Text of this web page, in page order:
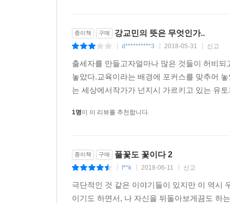
종이책 구매 강교민의 뜻은 무엇인가..
d**********3 2018-05-31 신고
출세자를 만들고자얼마나 많은 것들이 허비
놓았다.교육이라는 배경에 포커스를 맞추어
는 세상에서작가가 넌지시 가르키고 있는 유
1명이 이 리뷰를 추천합니다.
종이책 구매 풀꽃도 꽃이다 2
f**k 2018-06-11 신고
극단적인 것 같은 이야기들이 있지만 이 역시
이기도 하면서, 나 자신을 뒤돌아보게끔도 하